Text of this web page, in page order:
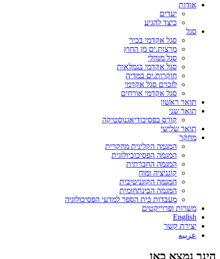
אודות
יעדים
כיצד להגיע
סגל
סגל אקדמי בכיר
מרצות.ים מן החוץ
סגל מנהלי
סגל אקדמי בגמלאות
חוקרות.ים במדיה
לזכרם סגל אקדמי
סגל אקדמי אורחים
תואר ראשון
תואר שני
קורס בפסיכודיאגנוסטיקה
תואר שלישי
מחקר
המגמה הקלינית מחקרית
המגמה הפסיכוביולוגית
המגמה החברתית
קוגניציה ומוח
המגמה הקוגניטיבית
המגמה הבינתחומית
מעבדות בית הספר למדעי הפסיכולוגיה
משרות ופרוייקטים
English
יצירת קשר
عربيه
הינך נמצא כאן